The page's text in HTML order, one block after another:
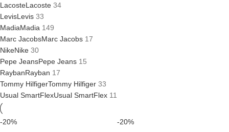
LacosteLacoste 34
LevisLevis 33
MadiaMadia 149
Marc JacobsMarc Jacobs 17
NikeNike 30
Pepe JeansPepe Jeans 15
RaybanRayban 17
Tommy HilfigerTommy Hilfiger 33
Usual SmartFlexUsual SmartFlex 11
-20% -20%